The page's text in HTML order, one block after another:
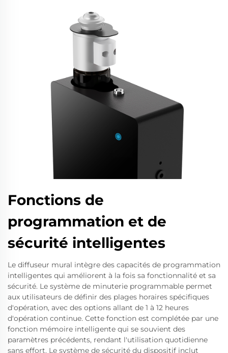
Fonctions de
programmation et de
sécurité intelligentes
Le diffuseur mural intègre des capacités de programmation
intelligentes qui améliorent à la fois sa fonctionnalité et sa
sécurité. Le système de minuterie programmable permet
aux utilisateurs de définir des plages horaires spécifiques
d'opération, avec des options allant de 1 à 12 heures
d'opération continue. Cette fonction est complétée par une
fonction mémoire intelligente qui se souvient des
paramètres précédents, rendant l'utilisation quotidienne
sans effort. Le système de sécurité du dispositif inclut